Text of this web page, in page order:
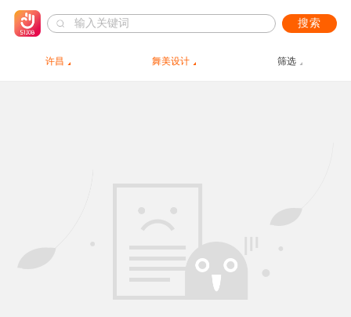
搜索
许昌 舞美设计 筛选